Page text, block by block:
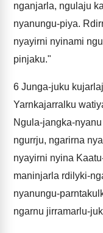
nganjarla, ngulaju
nyanungu-piya.
nyayirni nyinami
pinjaku."
6 Junga-juku
Yarnkajarralku
Ngula-jangka-
ngurrju, ngarirna
nyayirni nyina
maninjarla rdilyki-
nyanungu-
ngarnu jirramarlu-